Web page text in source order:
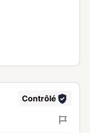
Contrôlé